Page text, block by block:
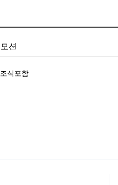
션
조식포함